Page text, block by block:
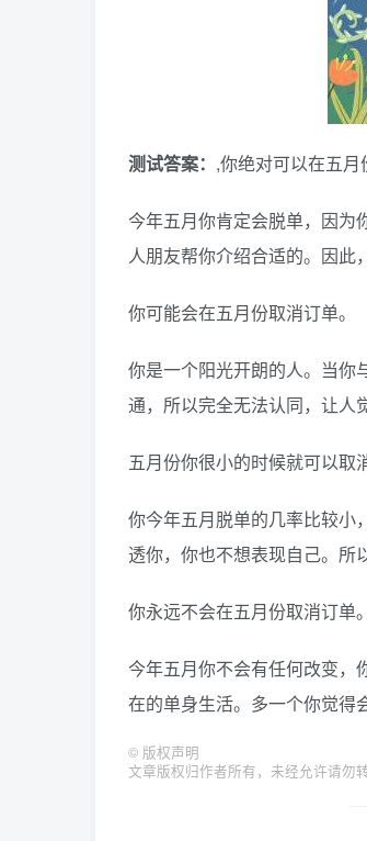
测试答案： ,你绝对可以在五月
今年五月你肯定会脱单，因为
人朋友帮你介绍合适的。因此
你可能会在五月份取消订单。
你是一个阳光开朗的人。当你
通，所以完全无法认同，让人
五月份你很小的时候就可以取
你今年五月脱单的几率比较小
透你，你也不想表现自己。所
你永远不会在五月份取消订单。
今年五月你不会有任何改变，
在的单身生活。多一个你觉得
© 版权声明
文章版权归作者所有，未经允许请勿转